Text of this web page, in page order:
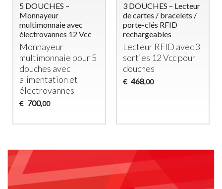
5 DOUCHES –
Monnayeur
multimonnaie avec
électrovannes 12 Vcc
Monnayeur
multimonnaie pour 5
douches avec
alimentation et
électrovannes
€ 700,00
3 DOUCHES – Lecteur
de cartes / bracelets /
porte-clés RFID
rechargeables
Lecteur RFID avec 3
sorties 12 Vcc pour
douches
€ 468,00